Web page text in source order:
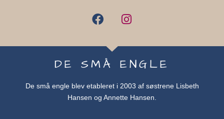
DE SMÅ ENGLE
De små engle blev etableret i 2003 af søstrene Lisbeth
Hansen og Annette Hansen.